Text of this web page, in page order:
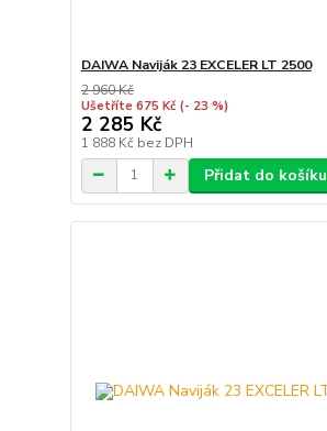
DAIWA Naviják 23 EXCELER LT 2500
2 960 Kč
Ušetříte 675 Kč (- 23 %)
2 285 Kč
1 888 Kč bez DPH
Přidat do košíku